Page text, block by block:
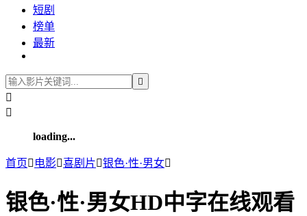
短剧
榜单
最新



loading...
首页 电影喜剧片银色·性·男女
银色·性·男女HD中字在线观看